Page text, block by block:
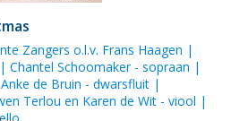
Zangers o.l.v. Frans Haagen |
Chantel Schoomaker - sopraan |
Anke de Bruin - dwarsfluit |
Terlou en Karen de Wit - viool |